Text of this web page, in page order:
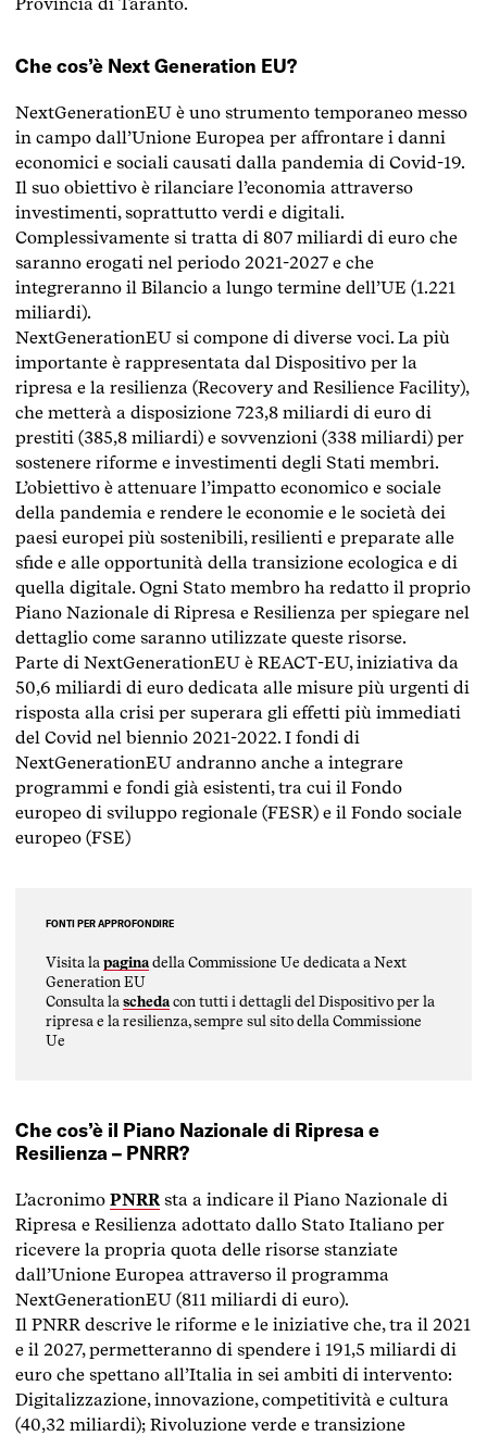
Che cos’è Next Generation EU?
NextGenerationEU è uno strumento temporaneo messo
in campo dall’Unione Europea per affrontare i danni
economici e sociali causati dalla pandemia di Covid-19.
Il suo obiettivo è rilanciare l’economia attraverso
investimenti, soprattutto verdi e digitali.
Complessivamente si tratta di 807 miliardi di euro che
saranno erogati nel periodo 2021-2027 e che
integreranno il Bilancio a lungo termine dell’UE (1.221
miliardi).
NextGenerationEU si compone di diverse voci. La più
importante è rappresentata dal Dispositivo per la
ripresa e la resilienza (Recovery and Resilience Facility),
che metterà a disposizione 723,8 miliardi di euro di
prestiti (385,8 miliardi) e sovvenzioni (338 miliardi) per
sostenere riforme e investimenti degli Stati membri.
L’obiettivo è attenuare l’impatto economico e sociale
della pandemia e rendere le economie e le società dei
paesi europei più sostenibili, resilienti e preparate alle
sfide e alle opportunità della transizione ecologica e di
quella digitale. Ogni Stato membro ha redatto il proprio
Piano Nazionale di Ripresa e Resilienza per spiegare nel
dettaglio come saranno utilizzate queste risorse.
Parte di NextGenerationEU è REACT-EU, iniziativa da
50,6 miliardi di euro dedicata alle misure più urgenti di
risposta alla crisi per superara gli effetti più immediati
del Covid nel biennio 2021-2022. I fondi di
NextGenerationEU andranno anche a integrare
programmi e fondi già esistenti, tra cui il Fondo
europeo di sviluppo regionale (FESR) e il Fondo sociale
europeo (FSE)
FONTI PER APPROFONDIRE
Visita la paginadella Commissione Ue dedicata a Next
Generation EU
Consulta la schedacon tutti i dettagli del Dispositivo per la
ripresa e la resilienza, sempre sul sito della Commissione
Ue
Che cos’è il Piano Nazionale di Ripresa e
Resilienza – PNRR?
L’acronimo PNRR sta a indicare il Piano Nazionale di
Ripresa e Resilienza adottato dallo Stato Italiano per
ricevere la propria quota delle risorse stanziate
dall’Unione Europea attraverso il programma
NextGenerationEU (811 miliardi di euro).
Il PNRR descrive le riforme e le iniziative che, tra il 2021
e il 2027, permetteranno di spendere i 191,5 miliardi di
euro che spettano all’Italia in sei ambiti di intervento:
Digitalizzazione, innovazione, competitività e cultura
(40,32 miliardi); Rivoluzione verde e transizione